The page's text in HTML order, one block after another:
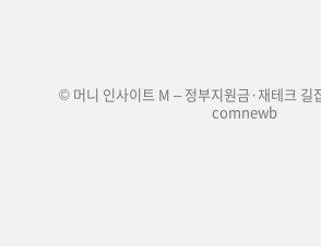
© 머니 인사이트 M – 정부지원금·재테크
comnewb